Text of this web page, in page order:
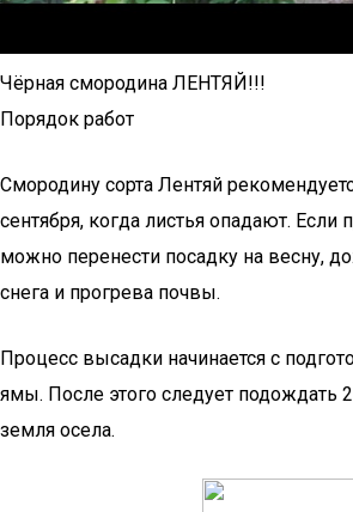
Чёрная смородина ЛЕНТЯЙ!!!
Порядок работ
Смородину сорта Лентяй
сентября, когда листья опадают. Если
можно перенести посадку на весну,
снега и прогрева почвы.
Процесс высадки начинается с
ямы. После этого следует подождать
земля осела.